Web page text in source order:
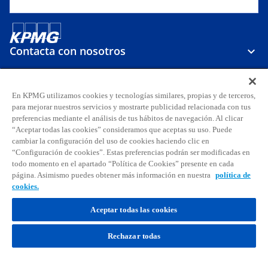
Contacta con nosotros
Sobre KPMG
Carreras
s
e
b
e
s
e
b
r
e
e
s
e
b
r
e
e
s
e
b
r
e
s
e
b
e
s
e
a
b
e
Aviso legal Privacidad Política de cookies
© 2026 KPMG, S.A., sociedad anónima española y firma miembro de la
organización global de KPMG de firmas miembro independientes
afiliadas a KPMG International Limited, sociedad inglesa limitada por
garantía. Todos los derechos reservados. Para más detalles sobre la
estructura de la organización global de KPMG, por favor
En KPMG utilizamos cookies y tecnologías similares, propias y de terceros,
para mejorar nuestros servicios y mostrarte publicidad relacionada con tus
preferencias mediante el análisis de tus hábitos de navegación. Al clicar
“Aceptar todas las cookies” consideramos que aceptas su uso. Puede
cambiar la configuración del uso de cookies haciendo clic en
“Configuración de cookies”. Estas preferencias podrán ser modificadas en
todo momento en el apartado “Política de Cookies” presente en cada
página. Asimismo puedes obtener más información en nuestra política de
cookies.
Aceptar todas las cookies
Rechazar todas